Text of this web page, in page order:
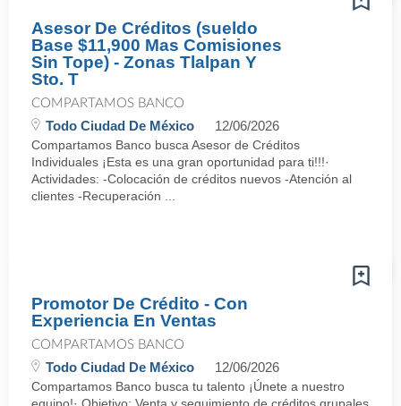
Asesor De Créditos (sueldo
Base $11,900 Mas Comisiones
Sin Tope) - Zonas Tlalpan Y
Sto. T
COMPARTAMOS BANCO
Todo Ciudad De México 12/06/2026
Compartamos Banco busca Asesor de Créditos
Individuales ¡Esta es una gran oportunidad para ti!!!·
Actividades: -Colocación de créditos nuevos -Atención al
clientes -Recuperación ...
Promotor De Crédito - Con
Experiencia En Ventas
COMPARTAMOS BANCO
Todo Ciudad De México 12/06/2026
Compartamos Banco busca tu talento ¡Únete a nuestro